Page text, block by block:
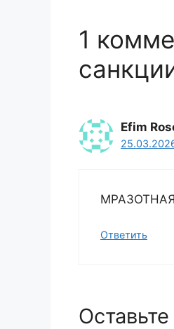
1
Efim
МРАЗОТНАЯ
Ответить